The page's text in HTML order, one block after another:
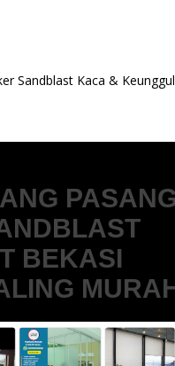
Sandblast Kaca &
BEKASI